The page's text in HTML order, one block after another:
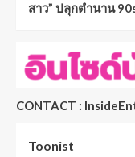
สาว” ปลุกตำนาน
CONTACT :
Toonist